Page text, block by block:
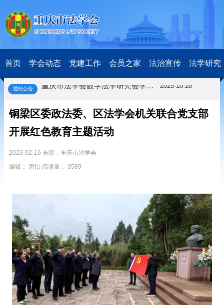
首页 学会动态 党建工作 会员之家 法治宣传 法学研究
通知公告
关于开展第十一届“全国杰出青年法学家”评选表彰活动的通知 2026-03-18
研究阐释党的二十届四中全会和中央全面依法治国工作会议精神专项课题立项公示公告 2026-02-28
关于研究阐释党的二十届四中全会和中央全面依法治国工作会议精神专项课题申报工作的通知 2025-12-07
2025-10-28
中央政法委印发通知要求学习宣传重庆检察未成年人保护工作团队代表先进事迹 2025-09-30
关于学习运用普法专栏节目《说法》的通知 2025-09-08
关于开展“2025年青年普法志愿者法治文化基层行”活动的通知 2025-04-22
会议预告 | 中国法学会法学期刊研究会2025年年会将在重庆召开 2025-03-12
关于开展第十一届“全国杰出青年法学家”评选表彰活动的通知 2026-03-18
研究阐释党的二十届四中全会和中央全面依法治国工作会议精神专项课题立项公示公告 2026-02-28
关于研究阐释党的二十届四中全会和中央全面依法治国工作会议精神专项课题申报工作的通知 2025-12-07
第七届“中国—东盟法治论坛”11月20日至22日在渝举办2025-11-18
重庆市法学会数字法学研究会学术年会拟于11月14日召开 2025-10-28
中共重庆市委 重庆市人民政府 关于深入开展向“时代楷模”重庆检察未成年人保护工作团队代表学习活动的决定 2025-10-09
中央政法委印发通知要求学习宣传重庆检察未成年人保护工作团队代表先进事迹 2025-09-30
关于学习运用普法专栏节目《说法》的通知 2025-09-08
铜梁区委政法委、区法学会机关联合党支部
开展红色教育主题活动
2023-02-16 来源：重庆市法学会
编辑： 唐怡 阅读量： 3589